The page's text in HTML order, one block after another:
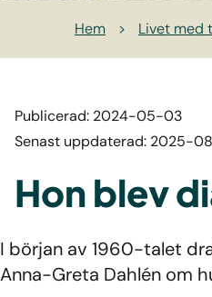
Hem > Livet med
Publicerad: 2024-05-03
Senast uppdaterad: 2025-
Hon blev
I början av 1960-talet
Anna-Greta Dahlén om